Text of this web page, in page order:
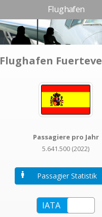
Flughafen
Flughafen
Passagiere pro Jahr
5.641.500 (2022)
Passagier Statistik